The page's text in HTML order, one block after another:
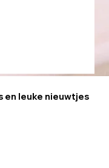
en leuke nieuwtjes